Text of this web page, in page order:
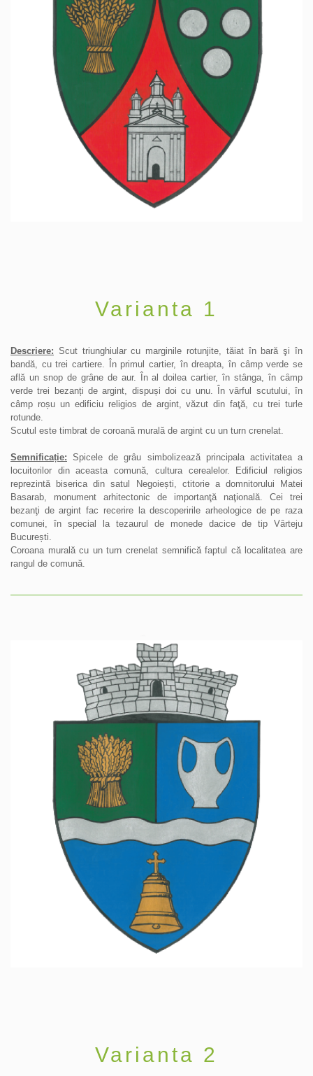
Varianta 1
Descriere: Scut triunghiular cu marginile rotunjite, tăiat în bară şi în
bandă, cu trei cartiere. În primul cartier, în dreapta, în cȃmp verde se
află un snop de grȃne de aur. În al doilea cartier, în stȃnga, în cȃmp
verde trei bezanți de argint, dispuși doi cu unu. În vȃrful scutului, în
cȃmp roșu un edificiu religios de argint, văzut din faţă, cu trei turle
rotunde.
Scutul este timbrat de coroană murală de argint cu un turn crenelat.
Semnificație: Spicele de grȃu simbolizează principala activitatea a
locuitorilor din aceasta comună, cultura cerealelor. Edificiul religios
reprezintă biserica din satul Negoiești, ctitorie a domnitorului Matei
Basarab, monument arhitectonic de importanţă naţională. Cei trei
bezanţi de argint fac recerire la descoperirile arheologice de pe raza
comunei, în special la tezaurul de monede dacice de tip Vȃrteju
București.
Coroana murală cu un turn crenelat semnifică faptul că localitatea are
rangul de comună.
Varianta 2